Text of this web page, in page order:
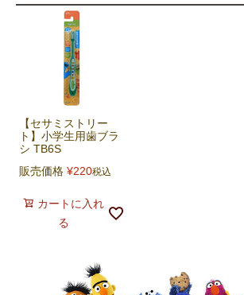
【セサミストリー
ト】小学生用歯ブラ
シ TB6S
販売価格 ¥220税込
カートに入れ
る